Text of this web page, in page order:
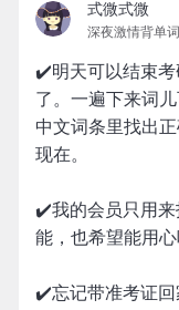
式微式微
深夜激情背单词
✔️明天可以结束考
了。一遍下来词
中文词条里找出
现在。
✔️我的会员只用来
能，也希望能用心
✔️忘记带准考证回